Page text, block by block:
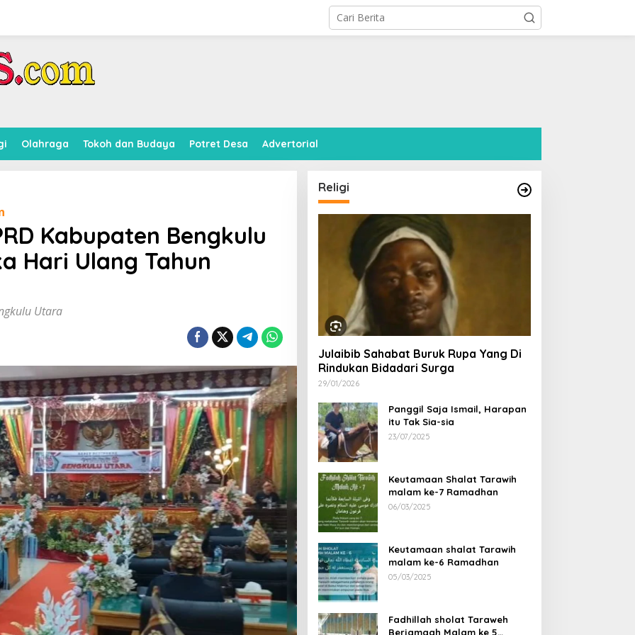
Olahraga Tokoh dan Budaya Potret Desa Advertorial
Kabupaten Bengkulu
Hari Ulang Tahun
Utara
Religi
Julaibib Sahabat Buruk Rupa Yang Di
Rindukan Bidadari Surga
29/01/2026
Panggil Saja Ismail, Harapan
itu Tak Sia-sia
23/07/2025
Keutamaan Shalat Tarawih
malam ke-7 Ramadhan
06/03/2025
Keutamaan shalat Tarawih
malam ke-6 Ramadhan
05/03/2025
Fadhillah sholat Taraweh
Berjamaah Malam ke 5